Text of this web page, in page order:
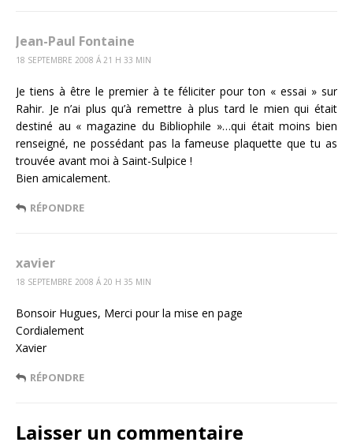
Jean-Paul Fontaine
18 SEPTEMBRE 2008 Á 21 H 33 MIN
Je tiens à être le premier à te féliciter pour ton « essai » sur
Rahir. Je n’ai plus qu’à remettre à plus tard le mien qui était
destiné au « magazine du Bibliophile »…qui était moins bien
renseigné, ne possédant pas la fameuse plaquette que tu as
trouvée avant moi à Saint-Sulpice !
Bien amicalement.
RÉPONDRE
xavier
18 SEPTEMBRE 2008 Á 20 H 35 MIN
Bonsoir Hugues, Merci pour la mise en page
Cordialement
Xavier
RÉPONDRE
Laisser un commentaire